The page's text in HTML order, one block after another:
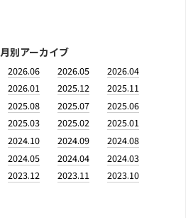
月別アーカイブ
2026.06 2026.05
2026.04
2026.01 2025.12
2025.11
2025.08 2025.07
2025.06
2025.03 2025.02
2025.01
2024.10 2024.09
2024.08
2024.05 2024.04
2024.03
2023.12 2023.11
2023.10